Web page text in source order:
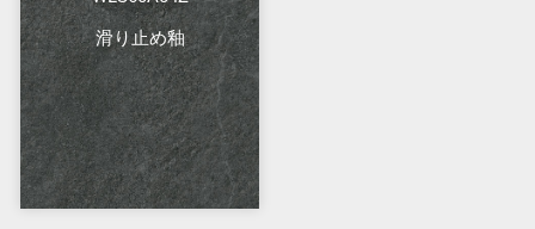
滑り止め釉